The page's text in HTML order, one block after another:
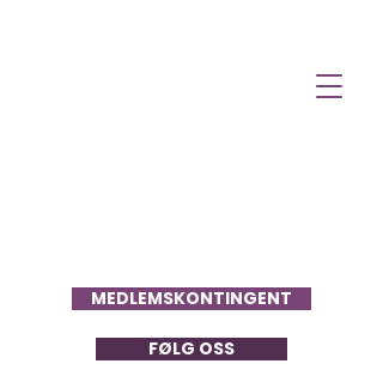
MEDLEMSKONTINGENT
FØLG OSS